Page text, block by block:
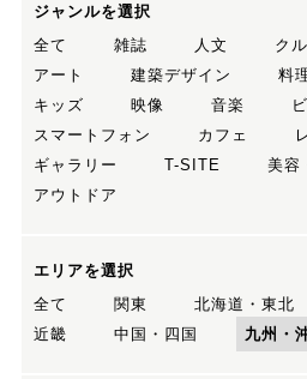
ジャンルを選択
全て
雑誌 人文
ク
アート
建築デザイン 料
キッズ
映像 音楽
スマートフォン
カフェ
ギャラリー
T-SITE 美容
アウトドア
エリアを選択
全て
関東 北海道・東北
近畿
中国・四国 九州・